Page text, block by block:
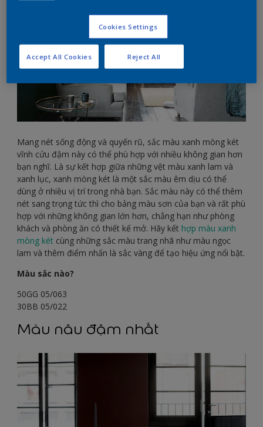
Mang nét sống động và quyến rũ, sắc màu xanh mòng két
vĩnh cửu đậm này có thể phù hợp với nhiều không gian hơn
bạn nghĩ. Là sự kết hợp giữa những vệt màu xanh lam và
xanh lục, xanh mòng két là một sắc màu êm dịu có thể
dùng ở nhiều vị trí trong nhà bạn. Sắc màu này có thể thêm
nét sang trọng tức thì cho bảng màu sơn của bạn và rất phù
hợp với những không gian lớn hơn, chẳng hạn như phòng
khách và phòng ăn có thiết kế mở. Hãy kết hợp màu xanh
mòng két cùng những sắc màu trang nhã như màu ngọc
lam và thêm điểm nhấn là sắc vàng để tạo hiệu ứng nổi bật.
Màu sắc nào?
50GG 05/063
30BB 05/022
Màu nâu đậm nhất
Cookies Settings
Reject All
Accept All Cookies